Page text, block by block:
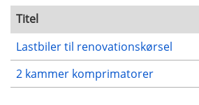
Titel
Lastbiler til renovationskørsel
2 kammer komprimatorer